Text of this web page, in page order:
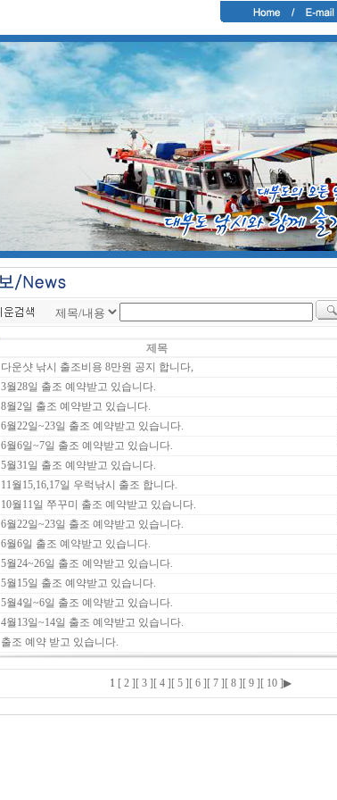
제목
다운샷 낚시 출조비용 8만원 공지 합니다,
3월28일 출조 예약받고 있습니다.
8월2일 출조 예약받고 있습니다.
6월22일~23일 출조 예약받고 있습니다.
6월6일~7일 출조 예약받고 있습니다.
5월31일 출조 예약받고 있습니다.
11월15,16,17일 우럭낚시 출조 합니다.
10월11일 쭈꾸미 출조 예약받고 있습니다.
6월22일~23일 출조 예약받고 있습니다.
6월6일 출조 예약받고 있습니다.
5월24~26일 출조 예약받고 있습니다.
5월15일 출조 예약받고 있습니다.
5월4일~6일 출조 예약받고 있습니다.
4월13일~14일 출조 예약받고 있습니다.
출조 예약 받고 있습니다.
1 [ 2 ] [ 3 ] [ 4 ] [ 5 ] [ 6 ] [ 7 ] [ 8 ] [ 9 ] [ 10 ]▶